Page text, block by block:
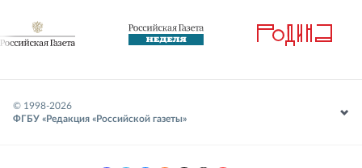
© 1998-2026
ФГБУ «Редакция «Российской газеты»